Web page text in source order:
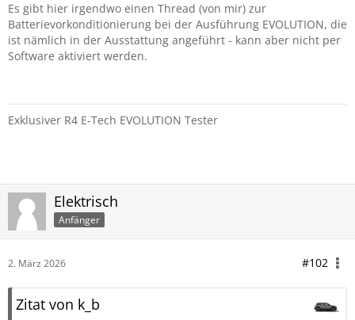
Es gibt hier irgendwo einen Thread (von mir) zur
Batterievorkonditionierung bei der Ausführung EVOLUTION, die
ist nämlich in der Ausstattung angeführt - kann aber nicht per
Software aktiviert werden.
Exklusiver R4 E-Tech EVOLUTION Tester
Elektrisch
Anfänger
2. März 2026 #102
Zitat von k_b